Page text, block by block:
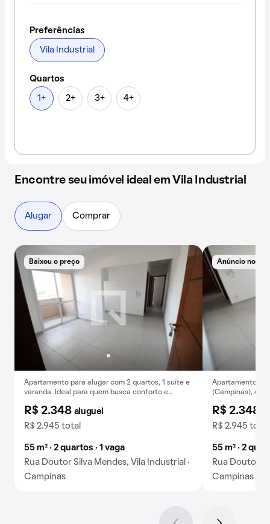
Preferências
Vila Industrial
Quartos
1+ 2+ 3+ 4+
Encontre seu imóvel ideal em Vila Industrial
Baixou o preço
Apartamento para alugar com 2 quartos, 1 suíte e
varanda. Ideal para quem busca conforto e
R$ 2.348 aluguel
R$ 2.945 total
55 m² · 2 quartos · 1 vaga
Rua Doutor Silva Mendes, Vila Industrial ·
Campinas
Anúncio novo
Apartamento
(Campinas),
R$ 2.348
R$ 2.945 total
55 m² · 2
Rua Doutor
Campinas
Alugar Comprar